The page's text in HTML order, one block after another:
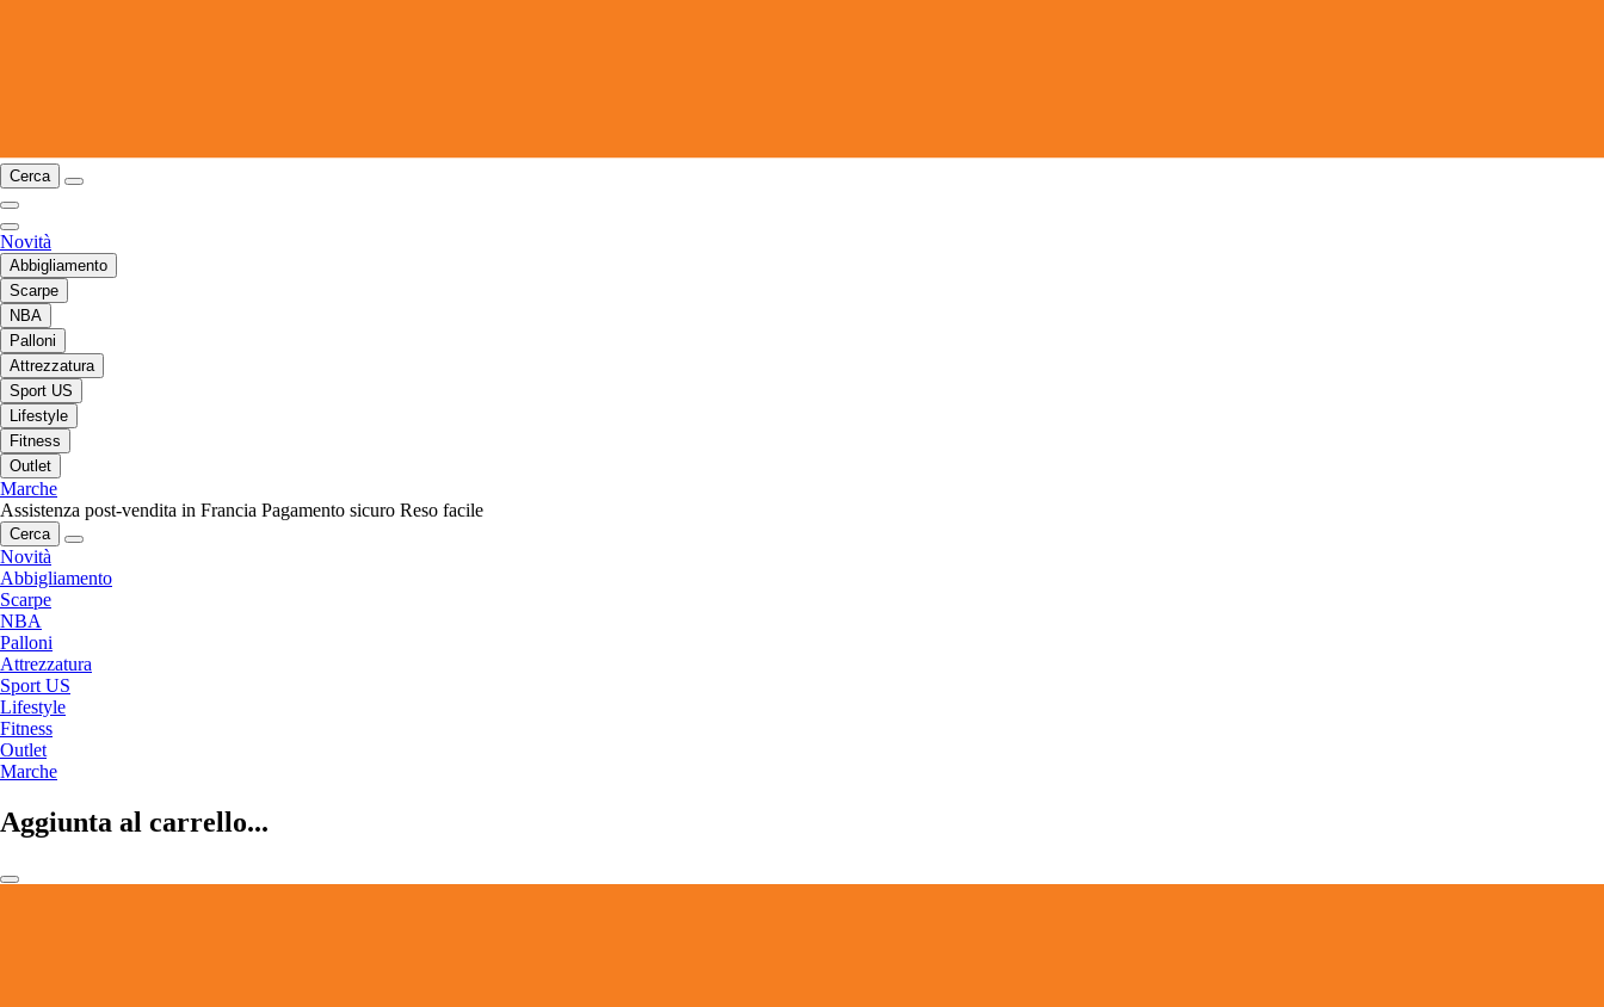
Cerca
Novità
Abbigliamento
Scarpe
NBA
Palloni
Attrezzatura
Sport US
Lifestyle
Fitness
Outlet
Marche
Assistenza post-vendita in Francia Pagamento sicuro Reso facile
Cerca
Novità
Abbigliamento
Scarpe
NBA
Palloni
Attrezzatura
Sport US
Lifestyle
Fitness
Outlet
Marche
Aggiunta al carrello...